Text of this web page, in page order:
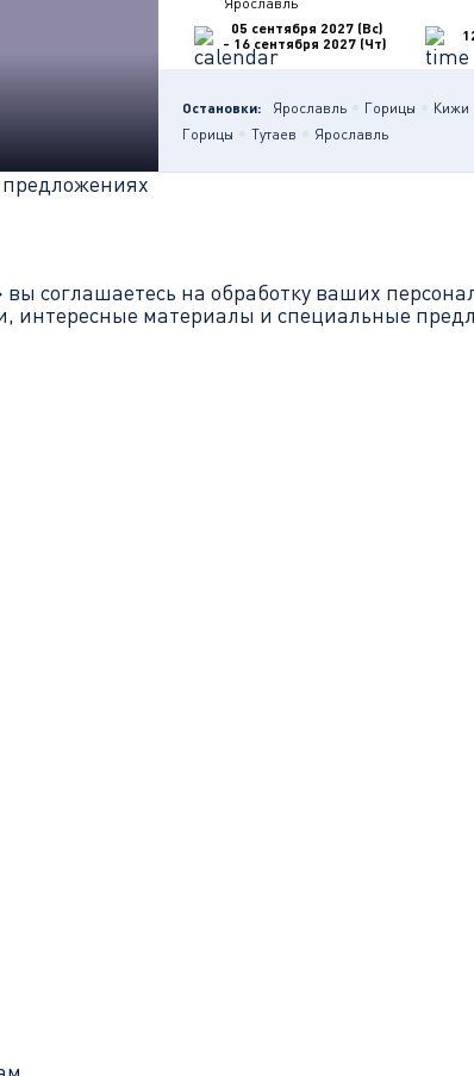
05 сентября 2027 (Вс)
- 16 сентября 2027 (Чт)
Остановки: Ярославль Горицы Кижи
Горицы
Тутаев Ярославль
соглашаетесь на обработку ваших
интересные материалы и специальные